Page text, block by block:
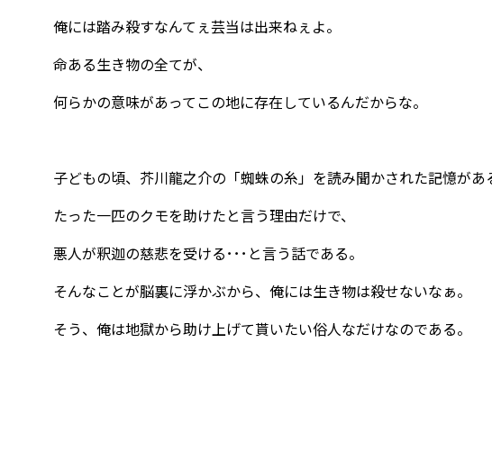
俺には踏み殺すなんてぇ芸当は出来ねぇよ。
命ある生き物の全てが、
何らかの意味があってこの地に存在しているんだからな。
子どもの頃、芥川龍之介の「蜘蛛の糸」を読み聞かされた記憶があ
たった一匹のクモを助けたと言う理由だけで、
悪人が釈迦の慈悲を受ける･･･と言う話である。
そんなことが脳裏に浮かぶから、俺には生き物は殺せないなぁ。
そう、俺は地獄から助け上げて貰いたい俗人なだけなのである。